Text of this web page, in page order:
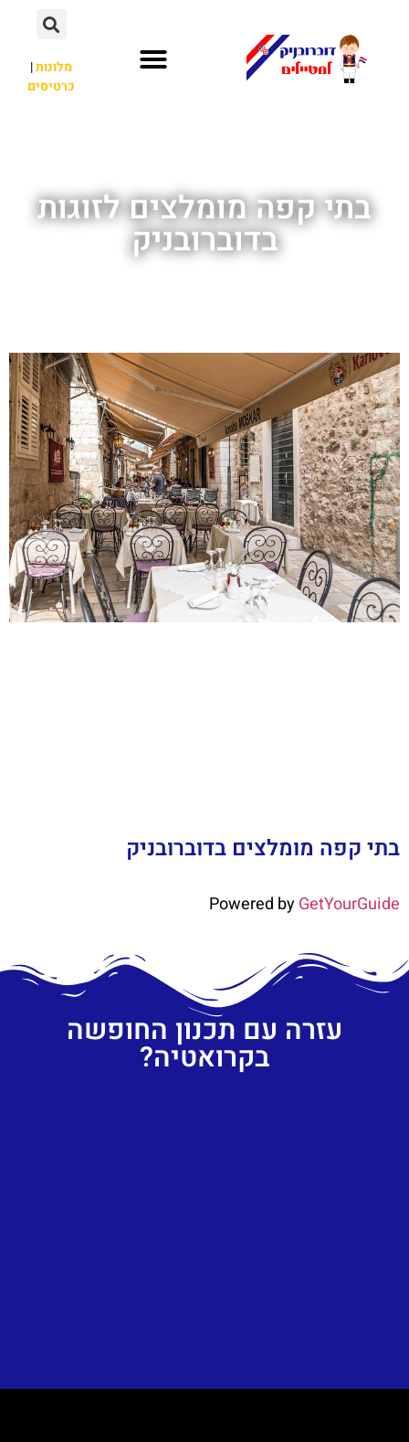
מלונות|
כרטיסים
בתי קפה מומלצים לזוגות
בדוברובניק
בתי קפה מומלצים בדוברובניק
Powered byGetYourGuide
עזרה עם תכנון החופשה
בקרואטיה?